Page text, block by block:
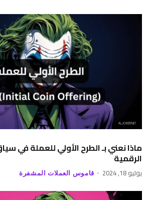
ماذا نعني بـ الطرح الأولي للعملة في
الرقمية
يوليو 18, 2024 قاموس العملات المشفرة